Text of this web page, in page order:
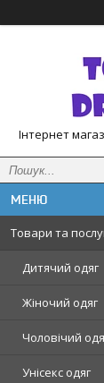
Інтернет
Товари та
Дитячий одяг
Жіночий одяг
Чоловічий
Унісекс одяг